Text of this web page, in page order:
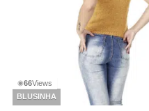
◉66Views
BLUSINHA